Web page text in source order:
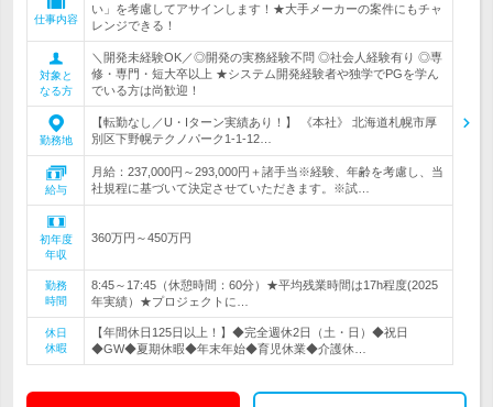
仕事内容
い」を考慮してアサインします！★大手メーカーの案件にもチャ
レンジできる！
対象と
なる方
＼開発未経験OK／◎開発の実務経験不問 ◎社会人経験有り ◎専
修・専門・短大卒以上 ★システム開発経験者や独学でPGを学ん
でいる方は尚歓迎！
勤務地
【転勤なし／U・Iターン実績あり！】 《本社》 北海道札幌市厚
別区下野幌テクノパーク1-1-12…
給与
月給：237,000円～293,000円＋諸手当※経験、年齢を考慮し、当
社規程に基づいて決定させていただきます。※試…
初年度
年収
360万円～450万円
勤務
時間
8:45～17:45（休憩時間：60分）★平均残業時間は17h程度(2025
年実績）★プロジェクトに…
休日
休暇
【年間休日125日以上！】◆完全週休2日（土・日）◆祝日
◆GW◆夏期休暇◆年末年始◆育児休業◆介護休…